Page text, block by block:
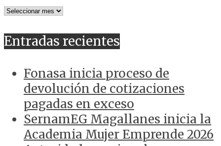
NOTICIAS
Entradas recientes
Fonasa inicia proceso de
devolución de cotizaciones
pagadas en exceso
SernamEG Magallanes inicia la
Academia Mujer Emprende 2026